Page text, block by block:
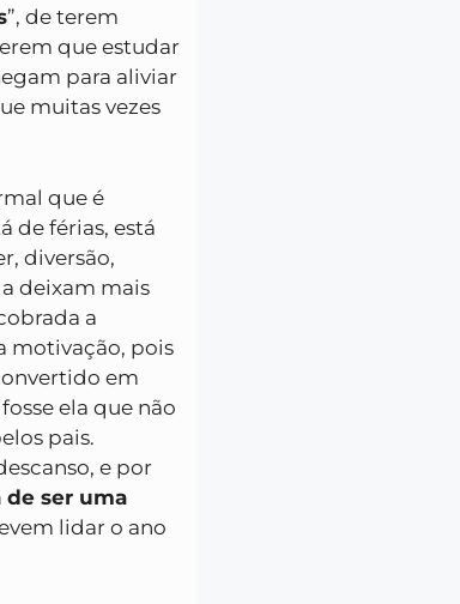
”, de terem
que estudar
para aliviar
muitas vezes
que é
de férias, está
diversão,
deixam mais
a
motivação, pois
em
ela que não
pais.
e por
de ser uma
lidar o ano